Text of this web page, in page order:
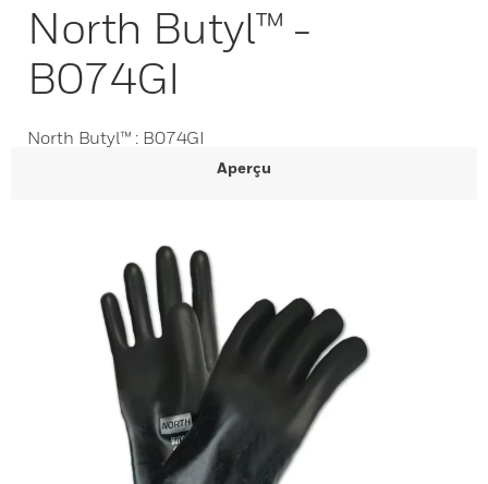
North Butyl™ -
B074GI
North Butyl™ : B074GI
Aperçu